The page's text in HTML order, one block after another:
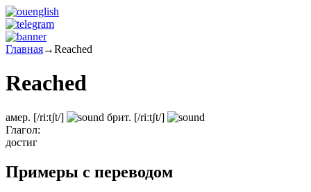
Главная→Reached
Reached
амер. [/riːtʃt/] брит. [/riːtʃt/]
Глагол:
достиг
Примеры с переводом